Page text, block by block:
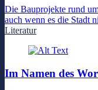
Die Bauprojekte rund
auch wenn es die Stadt
Literatur
Im Namen des